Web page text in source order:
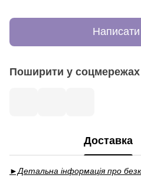
Написати
Поширити у соцмережах
Доставка
►Детальна інформація про